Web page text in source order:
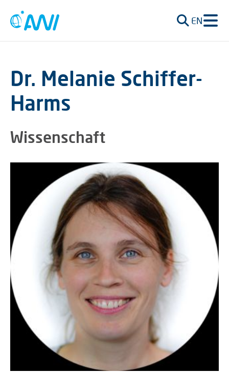
EN
Dr. Melanie Schiffer-
Harms
Wissenschaft